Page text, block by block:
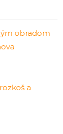
obradom
a